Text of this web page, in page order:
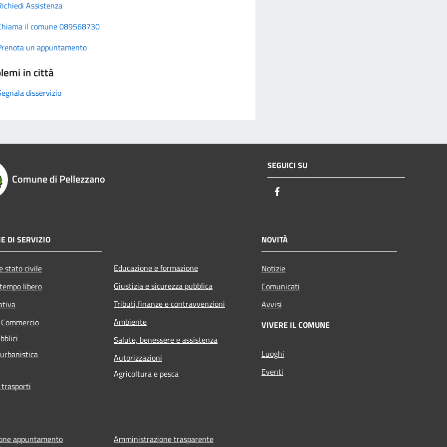
Assistenza
il comune 089568730
un appuntamento
in città
disservizio
Comune di Pellezzano
SEGUICI SU
DI SERVIZIO
stato civile
libero
Educazione e formazione
Giustizia e sicurezza pubblica
Tributi,finanze e contravvenzioni
Ambiente
Salute, benessere e assistenza
Autorizzazioni
Agricoltura e pesca
NOVITÀ
Notizie
Comunicati
Avvisi
VIVERE IL COMUNE
Luoghi
Eventi
appuntamento Amministrazione trasparente